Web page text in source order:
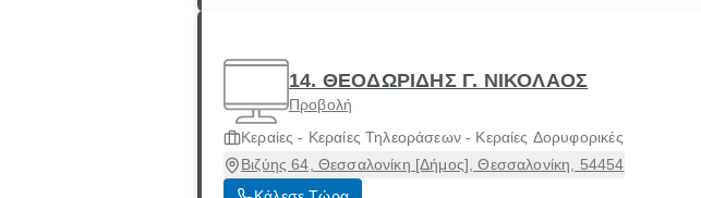
14. ΘΕΟΔΩΡΙΔΗΣ Γ. ΝΙΚΟΛΑΟΣ
Προβολή
Κεραίες - Κεραίες Τηλεοράσεων - Κεραίες Δορυφορικές
Βιζύης 64, Θεσσαλονίκη [Δήμος], Θεσσαλονίκη, 54454